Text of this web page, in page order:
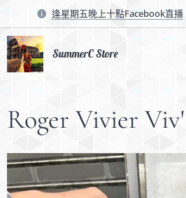
逢星期五晚上十點Facebook直播
SummerC Store
Roger Vivier Viv'